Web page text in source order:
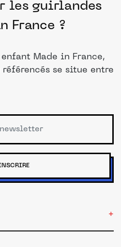
les guirlandes
France ?
Made in France,
se situe entre